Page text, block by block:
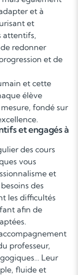
et à
et
attentifs,
redonner
et de
et cette
élève
fondé sur
et engagés à
des cours
vous
et
des
les difficultés
afin de
professeur,
Leur
fluide et